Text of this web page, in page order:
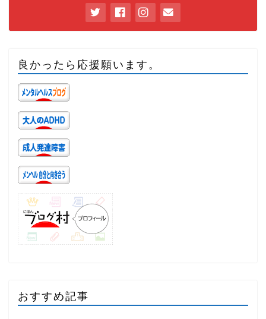
良かったら応援願います。
おすすめ記事